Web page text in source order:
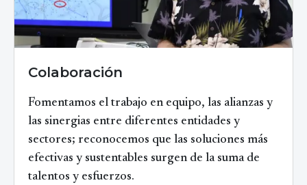
Colaboración
Fomentamos el trabajo en equipo, las alianzas y
las sinergias entre diferentes entidades y
sectores; reconocemos que las soluciones más
efectivas y sustentables surgen de la suma de
talentos y esfuerzos.